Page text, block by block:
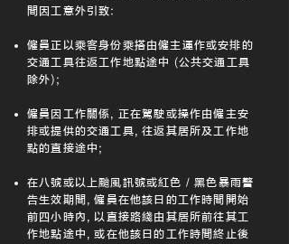
間因工意外引致:
僱員正以乘客身份乘搭由僱主運作或安排的
交通工具往返工作地點途中 (公共交通工具
除外);
僱員因工作關係, 正在駕駛或操作由僱主安
排或提供的交通工具,往返其居所及工作地
點的直接途中;
在八號或以上颱風訊號或紅色 / 黑色暴雨警
告生效期間 ,僱員在他該日的工作時間開始
前四小時內 ,以直接路綫由其居所前往其工
作地點途中 ,或在他該日的工作時間終止後